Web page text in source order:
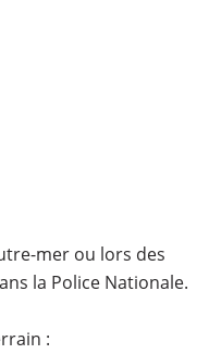
mer ou lors des
la Police Nationale.
: